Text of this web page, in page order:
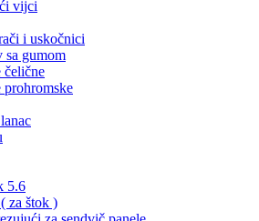
vijci
i uskočnici
sa gumom
čelične
prohromske
5.6
za štok )